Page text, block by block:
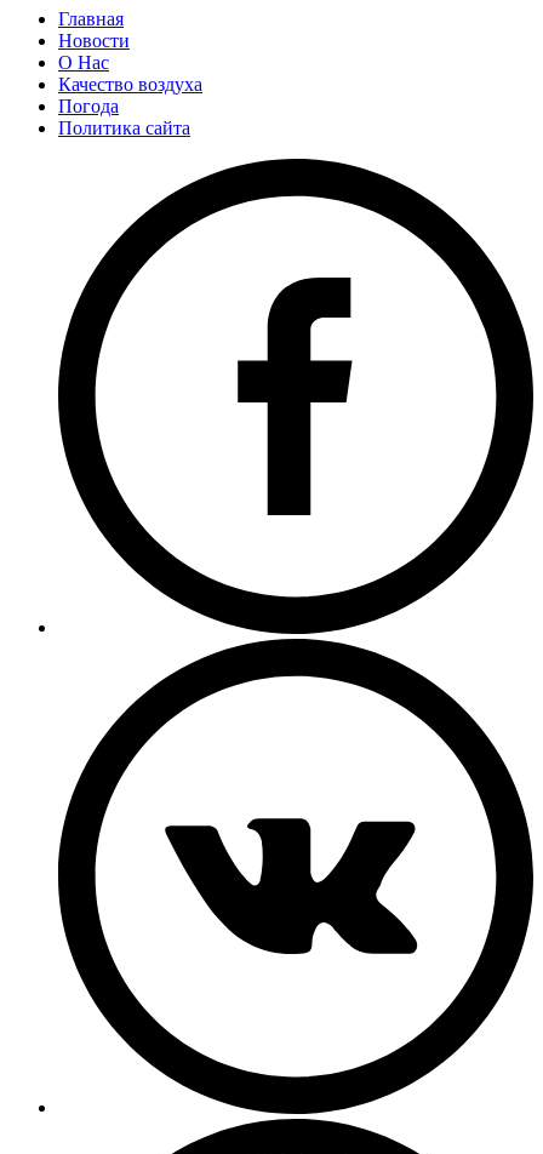
Главная
Новости
О Нас
Качество воздуха
Погода
Политика сайта